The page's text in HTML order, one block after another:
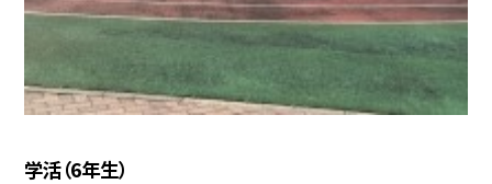
学活（6年生）